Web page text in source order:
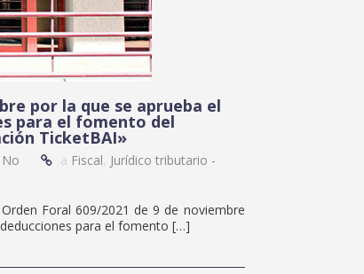
por la que se aprueba el
para el fomento del
TicketBAI»
No a Fiscal, Jurídico tributario -
Foral 609/2021 de 9 de noviembre
para el fomento […]